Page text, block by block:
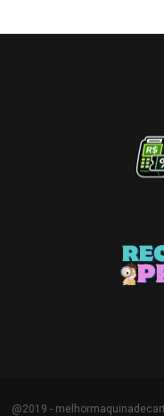
@2019 -